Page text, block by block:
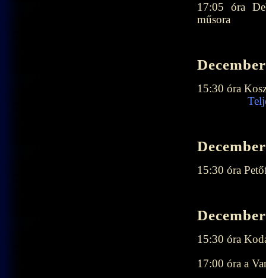
17:05 óra
műsora
15:30 óra
15:30 óra
15:30 óra
17:00 óra a